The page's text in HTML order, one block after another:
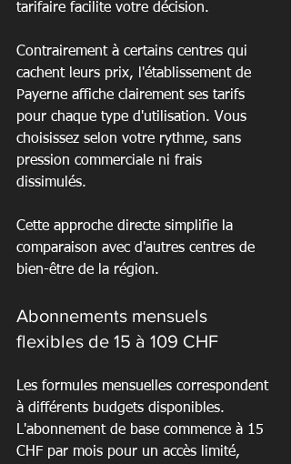
tarifaire facilite votre décision.
Contrairement à certains centres qui
cachent leurs prix, l'établissement de
Payerne affiche clairement ses tarifs
pour chaque type d'utilisation. Vous
choisissez selon votre rythme, sans
pression commerciale ni frais
dissimulés.
Cette approche directe simplifie la
comparaison avec d'autres centres de
bien-être de la région.
Abonnements mensuels
flexibles de 15 à 109 CHF
Les formules mensuelles correspondent
à différents budgets disponibles.
L'abonnement de base commence à 15
CHF par mois pour un accès limité,